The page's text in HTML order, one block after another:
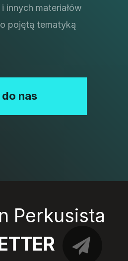
innych materiałów
pojętą tematyką
do nas
Perkusista